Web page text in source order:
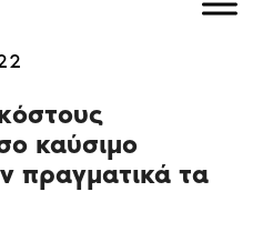
καύσιμο
πραγματικά τα